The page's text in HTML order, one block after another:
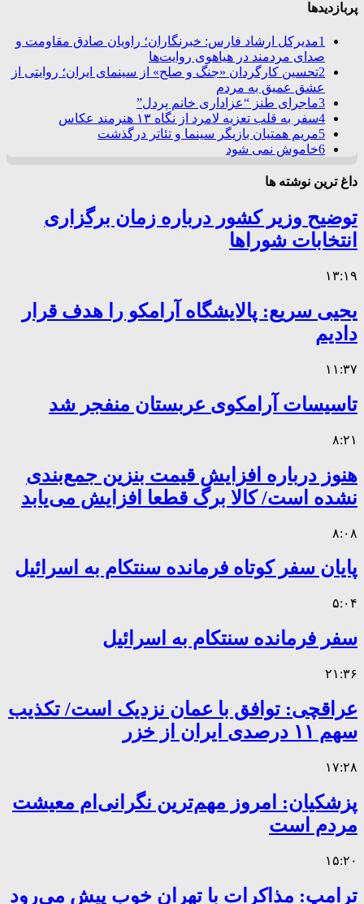
پربازدیدها
1مدیرکل ارشاد فارس: خبرنگاران؛ راویان صادق مقاومت و
صدای مردمند در هیاهوی روایت‌ها
2تحسین کارگردان «جنگ و صلح» از سینمای ایران؛ روایتی از
عشق عمیق به مردم
3ماجرای طنز “عزاداری خانم پردل”
4سفر به قلب تعزیه لامرد از نگاه ۱۳ هنرمند عکاس
5مریم همتیان بازیگر سینما و تئاتر درگذشت
6خاموش نمی شود
داغ ترین نوشته ها
توضیح وزیر کشور درباره زمان برگزاری
انتخابات شوراها
۱۳:۱۹
یحیی سریع: پالایشگاه آرامکو را هدف قرار
دادیم
۱۱:۳۷
تاسیسات آرامکوی عربستان منفجر شد
۸:۲۱
هنوز درباره افزایش قیمت بنزین جمع‌بندی
نشده است/ کالا برگ قطعا افزایش می‌یابد
۸:۰۸
پایان سفر کوتاه فرمانده سنتکام به اسرائیل
۵:۰۴
سفر فرمانده سنتکام به اسرائیل
۲۱:۳۶
عراقچی: توافق با عمان نزدیک است/ تکذیب
سهم ۱۱ درصدی ایران از خزر
۱۷:۲۸
پزشکیان: امروز مهم‌ترین نگرانی‌ام معیشت
مردم است
۱۵:۲۰
ترامپ: مذاکرات با تهران خوب پیش می‌رود